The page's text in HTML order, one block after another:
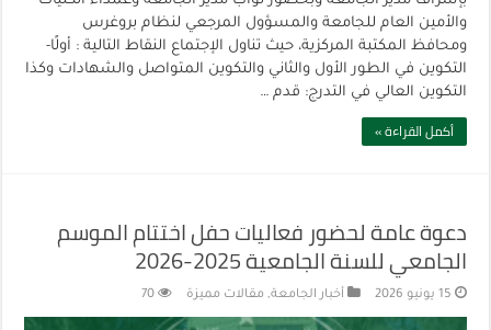
والأمين العام للجامعة والمسؤول المرجعي لنظام بروغرس
ومحافظ المكتبة المركزية، حيث تناول الإجتماع النقاط التالية : أولًا-
التكوين في الطور الأول والثاني والتكوين المتواصل والشهادات وكذا
التكوين العالي في التدرج: قدم …
أكمل القراءة »
دعوة عامة لحضور فعاليات حفل اختتام الموسم
الجامعي للسنة الجامعية 2025-2026
15 يونيو 2026 أخبار الجامعة, مقالات مميزة 70